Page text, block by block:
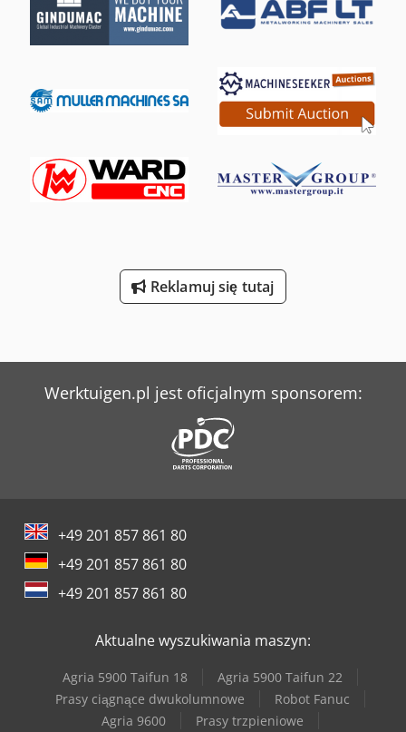
Reklamuj się tutaj
Werktuigen.pl jest oficjalnym sponsorem:
+49 201 857 861 80
+49 201 857 861 80
+49 201 857 861 80
Aktualne wyszukiwania maszyn:
Agria 5900 Taifun 18
Agria 5900 Taifun 22
Prasy ciągnące dwukolumnowe
Robot Fanuc
Agria 9600
Prasy trzpieniowe